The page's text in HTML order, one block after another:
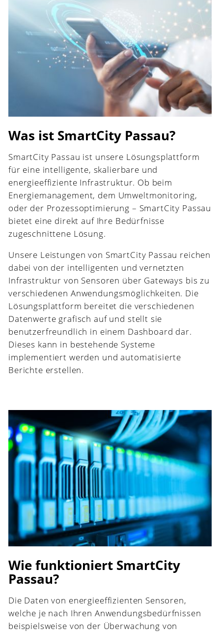
Was ist SmartCity Passau?
SmartCity Passau ist unsere Lösungsplattform
für eine intelligente, skalierbare und
energieeffiziente Infrastruktur. Ob beim
Energiemanagement, dem Umweltmonitoring,
oder der Prozessoptimierung – SmartCity Passau
bietet eine direkt auf Ihre Bedürfnisse
zugeschnittene Lösung.
Unsere Leistungen von SmartCity Passau reichen
dabei von der intelligenten und vernetzten
Infrastruktur von Sensoren über Gateways bis zu
verschiedenen Anwendungsmöglichkeiten. Die
Lösungsplattform bereitet die verschiedenen
Datenwerte grafisch auf und stellt sie
benutzerfreundlich in einem Dashboard dar.
Dieses kann in bestehende Systeme
implementiert werden und automatisierte
Berichte erstellen.
Wie funktioniert SmartCity
Passau?
Die Daten von energieeffizienten Sensoren,
welche je nach Ihren Anwendungsbedürfnissen
beispielsweise von der Überwachung von